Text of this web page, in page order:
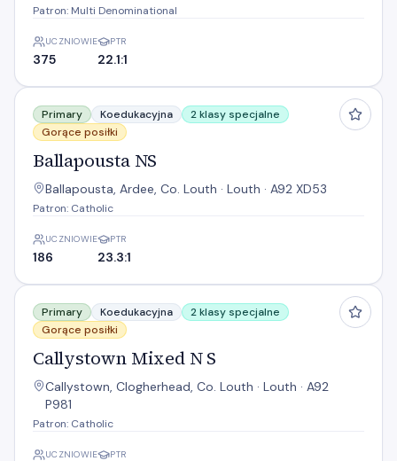
Patron: Multi Denominational
UCZNIOWIE
375
PTR
22.1:1
Ballapousta NS
Primary Koedukacyjna
2 klasy specjalne
Gorące posiłki
Ballapousta NS
Ballapousta, Ardee, Co. Louth · Louth · A92 XD53
Patron: Catholic
UCZNIOWIE
186
PTR
23.3:1
Callystown Mixed N S
Primary Koedukacyjna
2 klasy specjalne
Gorące posiłki
Callystown Mixed N S
Callystown, Clogherhead, Co. Louth · Louth · A92
P981
Patron: Catholic
UCZNIOWIE PTR